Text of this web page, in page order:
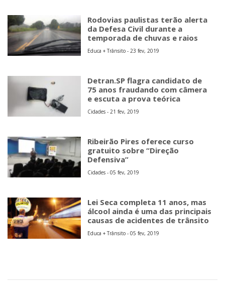
Cidades - 21 fev, 2019
Ribeirão Pires oferece curso
gratuito sobre “Direção
Cidades - 05 fev, 2019
Lei Seca completa 11 anos, mas
álcool ainda é uma das principais
Educa + Trânsito - 05 fev, 2019
Copyright © 2026 Jornal Mais Noticias - MEI
Rua Olímpia Cata Preta, 194 - salas 1/2
09424-100 - Centro Alto
Ribeirão Pires - SP